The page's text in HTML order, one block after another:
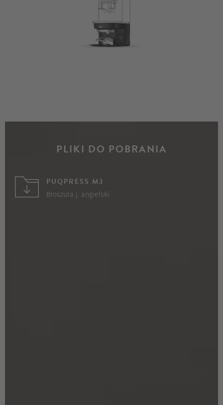
PLIKI DO POBRANIA
PUQPRESS M3
Broszura j. angielski